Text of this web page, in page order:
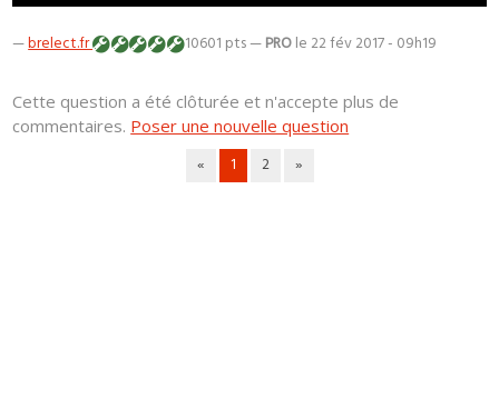
—brelect.fr 10601 pts —PROle 22 fév 2017 - 09h19
Cette question a été clôturée et n'accepte plus de
commentaires. Poser une nouvelle question
« 1 2 »